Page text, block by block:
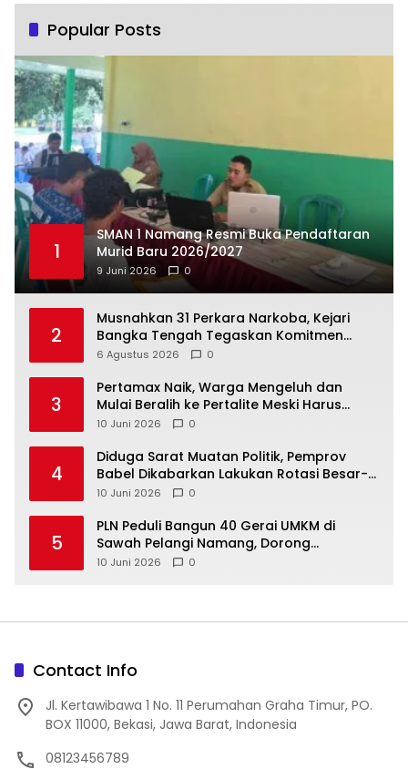
Popular Posts
1
SMAN 1 Namang Resmi Buka Pendaftaran
Murid Baru 2026/2027
9 Juni 2026 0
2
Musnahkan 31 Perkara Narkoba, Kejari
Bangka Tengah Tegaskan Komitmen
Berantas Kejahatan Hingga Tuntas
6 Agustus 2026 0
3
‎Pertamax Naik, Warga Mengeluh dan
Mulai Beralih ke Pertalite Meski Harus
10 Juni 2026 0
4
‎Diduga Sarat Muatan Politik, Pemprov
Babel Dikabarkan Lakukan Rotasi Besar-
10 Juni 2026 0
5
‎PLN Peduli Bangun 40 Gerai UMKM di
Sawah Pelangi Namang, Dorong
10 Juni 2026 0
Contact Info
Jl. Kertawibawa 1 No. 11 Perumahan Graha Timur, PO.
BOX 11000, Bekasi, Jawa Barat, Indonesia
08123456789